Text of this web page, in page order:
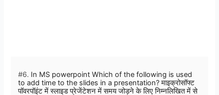
#6. In MS powerpoint Which of the following is used
to add time to the slides in a presentation? माइक्रोसॉफ्ट
पॉवरपॉइंट में स्लाइड प्रेजेंटेशन में समय जोड़ने के लिए निम्नलिखित में से